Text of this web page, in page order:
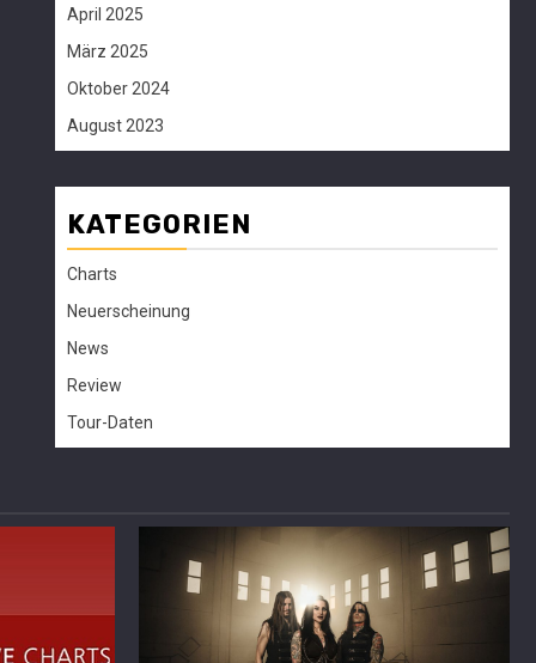
April 2025
März 2025
Oktober 2024
August 2023
KATEGORIEN
Charts
Neuerscheinung
News
Review
Tour-Daten
DAC